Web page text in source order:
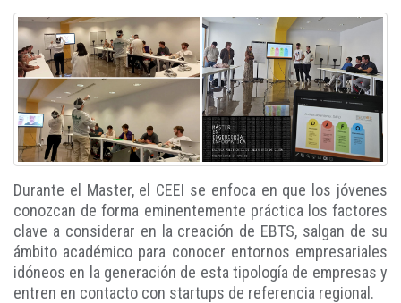
Durante el Master, el CEEI se enfoca en que los jóvenes
conozcan de forma eminentemente práctica los factores
clave a considerar en la creación de EBTS, salgan de su
ámbito académico para conocer entornos empresariales
idóneos en la generación de esta tipología de empresas y
entren en contacto con startups de referencia regional.